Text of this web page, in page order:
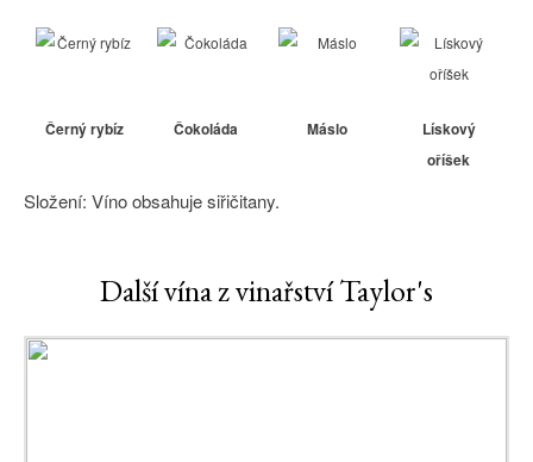
Černý rybíz Čokoláda Máslo
Lískový
oříšek
Složení: Víno obsahuje siřičitany.
Další vína z vinařství Taylor's